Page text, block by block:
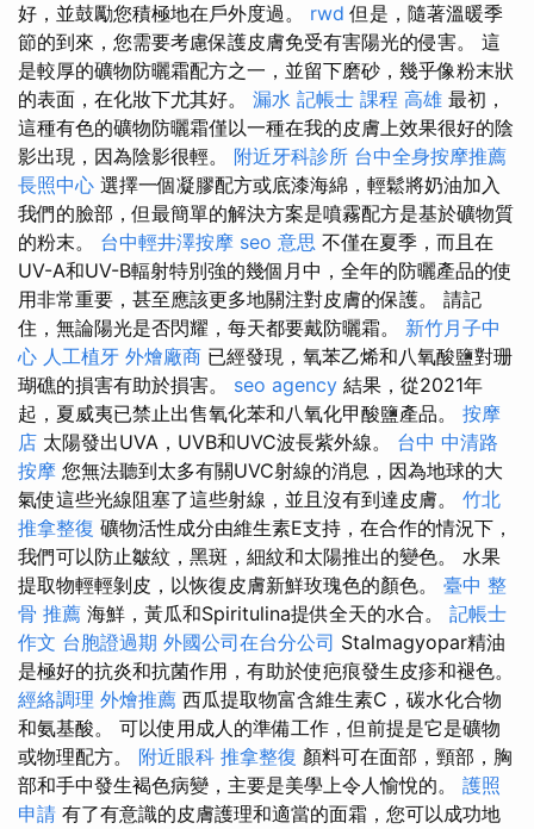
好，並鼓勵您積極地在戶外度過。 rwd 但是，隨著溫暖季
節的到來，您需要考慮保護皮膚免受有害陽光的侵害。 這
是較厚的礦物防曬霜配方之一，並留下磨砂，幾乎像粉末狀
的表面，在化妝下尤其好。 漏水 記帳士 課程 高雄 最初，
這種有色的礦物防曬霜僅以一種在我的皮膚上效果很好的陰
影出現，因為陰影很輕。 附近牙科診所 台中全身按摩推薦
長照中心 選擇一個凝膠配方或底漆海綿，輕鬆將奶油加入
我們的臉部，但最簡單的解決方案是噴霧配方是基於礦物質
的粉末。 台中輕井澤按摩 seo 意思 不僅在夏季，而且在
UV-A和UV-B輻射特別強的幾個月中，全年的防曬產品的使
用非常重要，甚至應該更多地關注對皮膚的保護。 請記
住，無論陽光是否閃耀，每天都要戴防曬霜。 新竹月子中
心 人工植牙 外燴廠商 已經發現，氧苯乙烯和八氧酸鹽對珊
瑚礁的損害有助於損害。 seo agency 結果，從2021年
起，夏威夷已禁止出售氧化苯和八氧化甲酸鹽產品。 按摩
店 太陽發出UVA，UVB和UVC波長紫外線。 台中 中清路
按摩 您無法聽到太多有關UVC射線的消息，因為地球的大
氣使這些光線阻塞了這些射線，並且沒有到達皮膚。 竹北
推拿整復 礦物活性成分由維生素E支持，在合作的情況下，
我們可以防止皺紋，黑斑，細紋和太陽推出的變色。 水果
提取物輕輕剝皮，以恢復皮膚新鮮玫瑰色的顏色。 臺中 整
骨 推薦 海鮮，黃瓜和Spiritulina提供全天的水合。 記帳士
作文 台胞證過期 外國公司在台分公司 Stalmagyopar精油
是極好的抗炎和抗菌作用，有助於使疤痕發生皮疹和褪色。
經絡調理 外燴推薦 西瓜提取物富含維生素C，碳水化合物
和氨基酸。 可以使用成人的準備工作，但前提是它是礦物
或物理配方。 附近眼科 推拿整復 顏料可在面部，頸部，胸
部和手中發生褐色病變，主要是美學上令人愉悅的。 護照
申請 有了有意識的皮膚護理和適當的面霜，您可以成功地